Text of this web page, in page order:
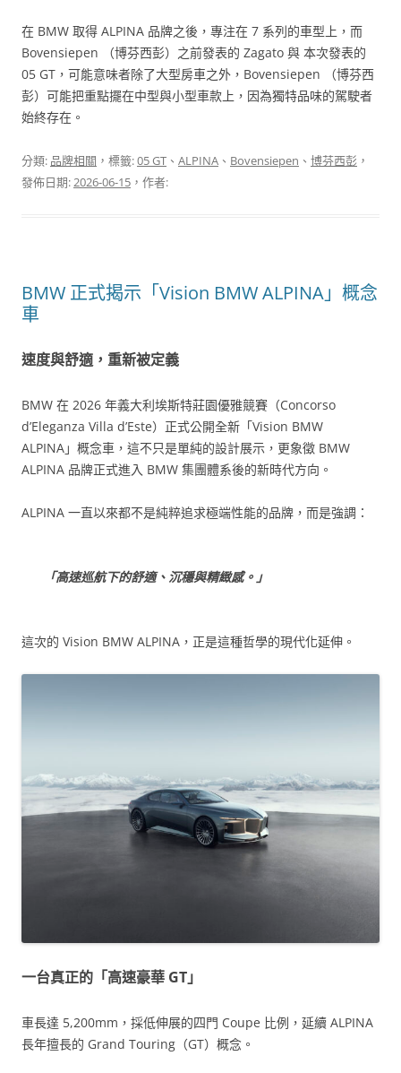
在 BMW 取得 ALPINA 品牌之後，專注在 7 系列的車型上，而
Bovensiepen （博芬西彭）之前發表的 Zagato 與 本次發表的
05 GT，可能意味者除了大型房車之外，Bovensiepen （博芬西
彭）可能把重點擺在中型與小型車款上，因為獨特品味的駕駛者
始終存在。
分類: 品牌相關 ，標籤:05 GT 、 ALPINA 、 Bovensiepen 、 博芬西彭 ，
發佈日期:2026-06-15 ，作者:
BMW 正式揭示「Vision BMW ALPINA」概念
車
速度與舒適，重新被定義
BMW 在 2026 年義大利埃斯特莊園優雅競賽（Concorso
d’Eleganza Villa d’Este）正式公開全新「Vision BMW
ALPINA」概念車，這不只是單純的設計展示，更象徵 BMW
ALPINA 品牌正式進入 BMW 集團體系後的新時代方向。
ALPINA 一直以來都不是純粹追求極端性能的品牌，而是強調：
「高速巡航下的舒適、沉穩與精緻感。」
這次的 Vision BMW ALPINA，正是這種哲學的現代化延伸。
一台真正的「高速豪華 GT」
車長達 5,200mm，採低伸展的四門 Coupe 比例，延續 ALPINA
長年擅長的 Grand Touring（GT）概念。